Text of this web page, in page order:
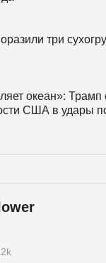
три
океан»: Трамп
США в удары